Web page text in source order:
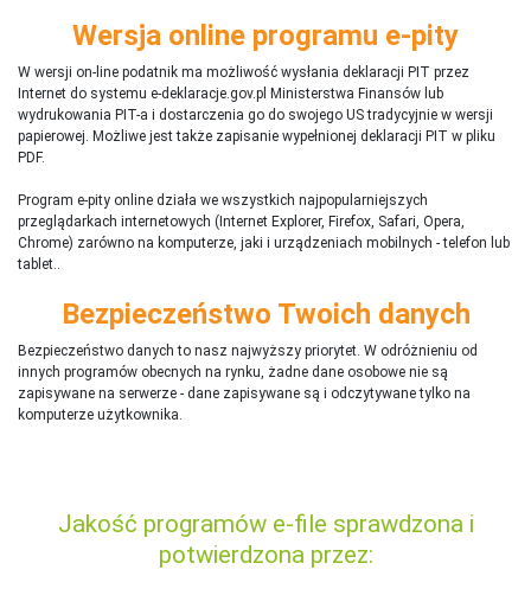
Wersja online programu e-pity
W wersji on-line podatnik ma możliwość wysłania deklaracji PIT przez
Internet do systemu e-deklaracje.gov.pl Ministerstwa Finansów lub
wydrukowania PIT-a i dostarczenia go do swojego US tradycyjnie w wersji
papierowej. Możliwe jest także zapisanie wypełnionej deklaracji PIT w pliku
PDF.
Program e-pity online działa we wszystkich najpopularniejszych
przeglądarkach internetowych (Internet Explorer, Firefox, Safari, Opera,
Chrome) zarówno na komputerze, jaki i urządzeniach mobilnych - telefon lub
tablet..
Bezpieczeństwo Twoich danych
Bezpieczeństwo danych to nasz najwyższy priorytet. W odróżnieniu od
innych programów obecnych na rynku, żadne dane osobowe nie są
zapisywane na serwerze - dane zapisywane są i odczytywane tylko na
komputerze użytkownika.
Jakość programów e-file sprawdzona i
potwierdzona przez: